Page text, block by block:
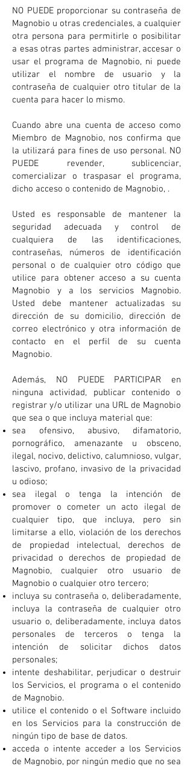
NO PUEDE proporcionar su contraseña de
Magnobio u otras credenciales, a cualquier
otra persona para permitirle o posibilitar
a esas otras partes administrar, accesar o
usar el programa de Magnobio, ni puede
utilizar el nombre de usuario y la
contraseña de cualquier otro titular de la
cuenta para hacer lo mismo.
Cuando abre una cuenta de acceso como
Miembro de Magnobio, nos confirma que
la utilizará para fines de uso personal. NO
PUEDE revender, sublicenciar,
comercializar o traspasar el programa,
dicho acceso o contenido de Magnobio, .
Usted es responsable de mantener la
seguridad adecuada y control de
cualquiera de las identificaciones,
contraseñas, números de identificación
personal o de cualquier otro código que
utilice para obtener acceso a su cuenta
Magnobio y a los servicios Magnobio.
Usted debe mantener actualizadas su
dirección de su domicilio, dirección de
correo electrónico y otra información de
contacto en el perfil de su cuenta
Magnobio.
Además, NO PUEDE PARTICIPAR en
ninguna actividad, publicar contenido o
registrar y/o utilizar una URL de Magnobio
que sea o que incluya material que:
sea ofensivo, abusivo, difamatorio,
pornográfico, amenazante u obsceno,
ilegal, nocivo, delictivo, calumnioso, vulgar,
lascivo, profano, invasivo de la privacidad
u odioso;
sea ilegal o tenga la intención de
promover o cometer un acto ilegal de
cualquier tipo, que incluya, pero sin
limitarse a ello, violación de los derechos
de propiedad intelectual, derechos de
privacidad o derechos de propiedad de
Magnobio, cualquier otro usuario de
Magnobio o cualquier otro tercero;
incluya su contraseña o, deliberadamente,
incluya la contraseña de cualquier otro
usuario o, deliberadamente, incluya datos
personales de terceros o tenga la
intención de solicitar dichos datos
personales;
intente deshabilitar, perjudicar o destruir
los Servicios, el programa o el contenido
de Magnobio.
utilice el contenido o el Software incluido
en los Servicios para la construcción de
ningún tipo de base de datos.
acceda o intente acceder a los Servicios
de Magnobio, por ningún medio que no sea